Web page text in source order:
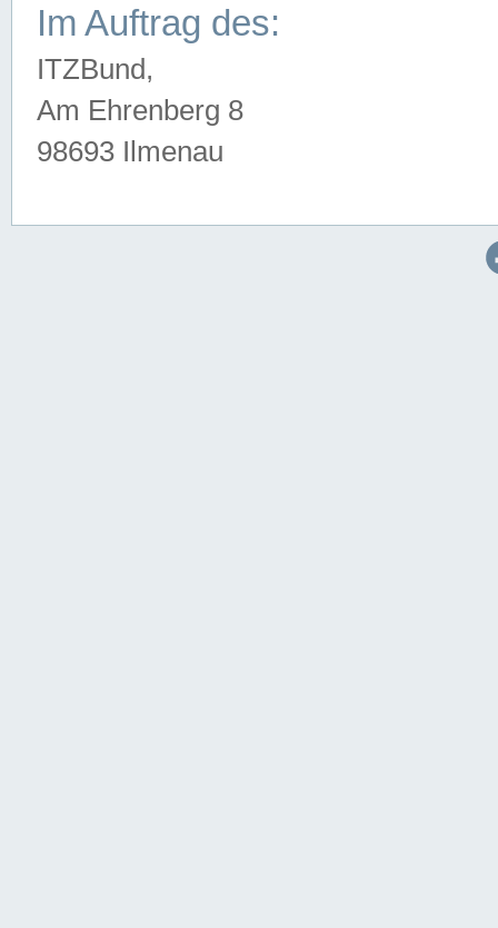
Im Auftrag des:
ITZBund,
Am Ehrenberg 8
98693 Ilmenau